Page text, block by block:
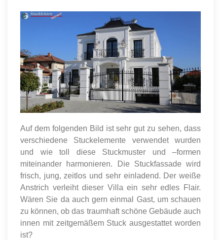
Auf dem folgenden Bild ist sehr gut zu sehen, dass
verschiedene Stuckelemente verwendet wurden
und wie toll diese Stuckmuster und –formen
miteinander harmonieren. Die Stuckfassade wird
frisch, jung, zeitlos und sehr einladend. Der weiße
Anstrich verleiht dieser Villa ein sehr edles Flair.
Wären Sie da auch gern einmal Gast, um schauen
zu können, ob das traumhaft schöne Gebäude auch
innen mit zeitgemäßem Stuck ausgestattet worden
ist?